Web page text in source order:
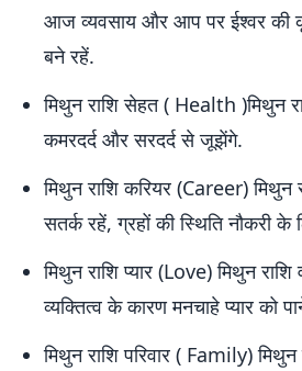
आज व्यवसाय और आप पर ईश्वर की
बने रहें.
मिथुन राशि सेहत ( Health )मिथुन
कमरदर्द और सरदर्द से जूझेंगे.
मिथुन राशि करियर (Career)
सतर्क रहें, ग्रहों की स्थिति नौकरी
मिथुन राशि प्यार (Love) मिथुन
व्यक्तित्व के कारण मनचाहे प्यार को
मिथुन राशि परिवार ( Family)